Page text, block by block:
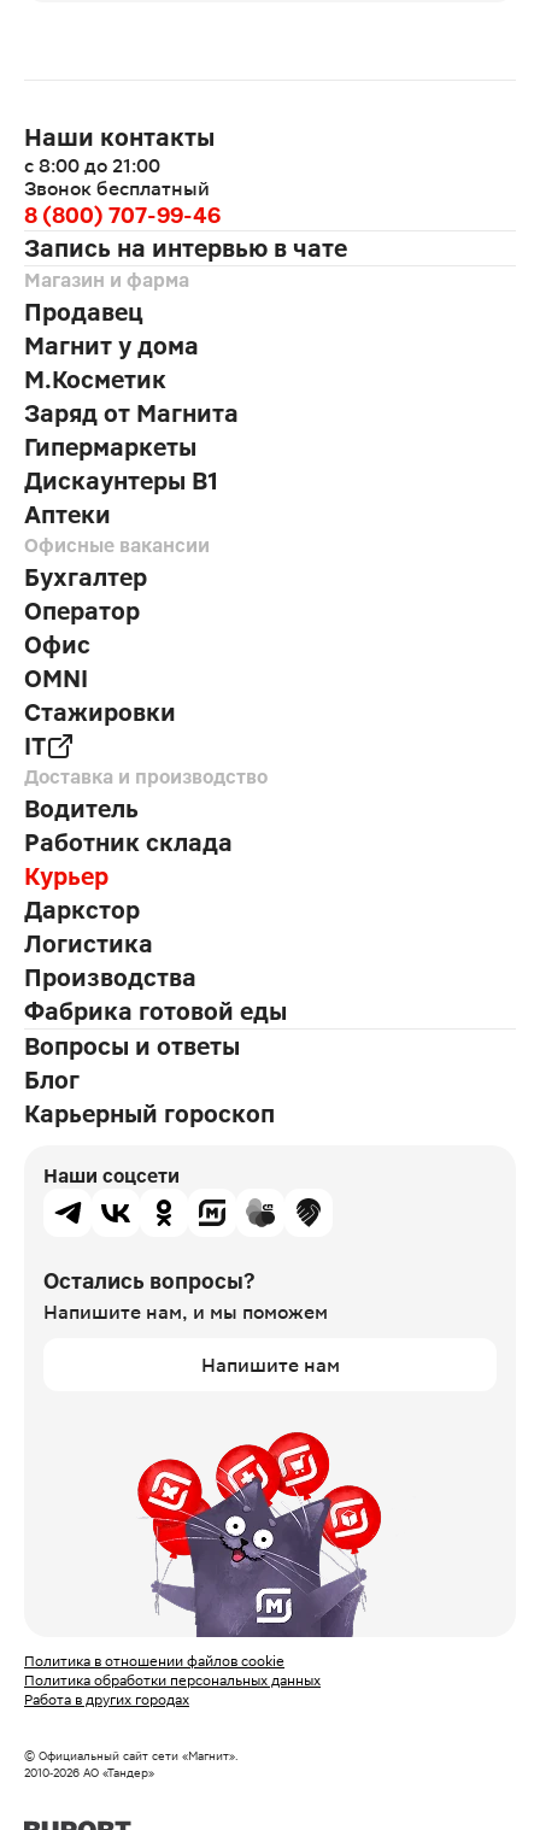
Наши контакты
с 8:00 до 21:00
Звонок бесплатный
8 (800) 707-99-46
Запись на интервью в чате
Магазин и фарма
Продавец
Магнит у дома
М.Косметик
Заряд от Магнита
Гипермаркеты
Дискаунтеры В1
Аптеки
Офисные вакансии
Бухгалтер
Оператор
Офис
OMNI
Стажировки
IT
Доставка и производство
Водитель
Работник склада
Курьер
Даркстор
Логистика
Производства
Фабрика готовой еды
Вопросы и ответы
Блог
Карьерный гороскоп
Наши соцсети
Остались вопросы?
Напишите нам, и мы поможем
Напишите нам
Политика в отношении файлов cookie
Политика обработки персональных данных
Работа в других городах
© Официальный сайт сети «Магнит».
2010‑2026 АО «Тандер»